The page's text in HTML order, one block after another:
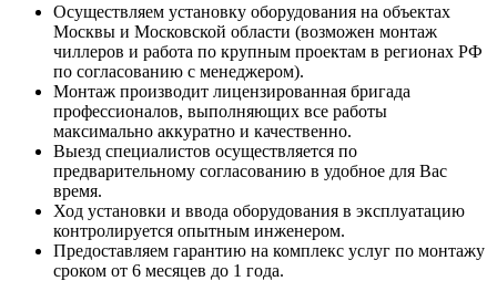
Осуществляем установку оборудования на объектах
Москвы и Московской области (возможен монтаж
чиллеров и работа по крупным проектам в регионах РФ
по согласованию с менеджером).
Монтаж производит лицензированная бригада
профессионалов, выполняющих все работы
максимально аккуратно и качественно.
Выезд специалистов осуществляется по
предварительному согласованию в удобное для Вас
время.
Ход установки и ввода оборудования в эксплуатацию
контролируется опытным инженером.
Предоставляем гарантию на комплекс услуг по монтажу
сроком от 6 месяцев до 1 года.